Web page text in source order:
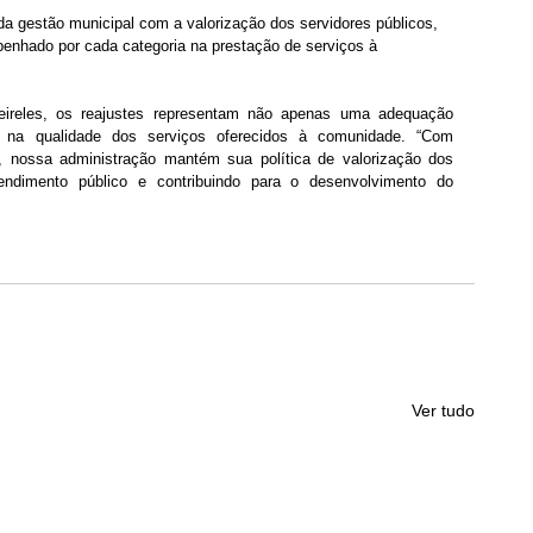
gestão municipal com a valorização dos servidores públicos,
por cada categoria na prestação de serviços à
os reajustes representam não apenas uma adequação
qualidade dos serviços oferecidos à comunidade. “Com
nossa administração mantém sua política de valorização dos
público e contribuindo para o desenvolvimento do
Ver tudo